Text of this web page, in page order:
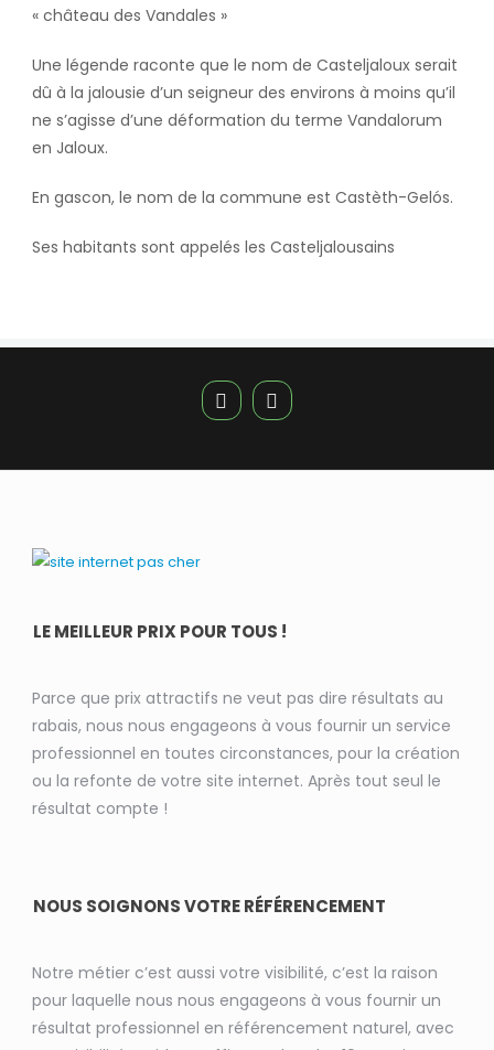
« château des Vandales »
Une légende raconte que le nom de Casteljaloux serait
dû à la jalousie d’un seigneur des environs à moins qu’il
ne s’agisse d’une déformation du terme Vandalorum
en Jaloux.
En gascon, le nom de la commune est Castèth-Gelós.
Ses habitants sont appelés les Casteljalousains
LE MEILLEUR PRIX POUR TOUS !
Parce que prix attractifs ne veut pas dire résultats au
rabais, nous nous engageons à vous fournir un service
professionnel en toutes circonstances, pour la création
ou la refonte de votre site internet. Après tout seul le
résultat compte !
NOUS SOIGNONS VOTRE RÉFÉRENCEMENT
Notre métier c’est aussi votre visibilité, c’est la raison
pour laquelle nous nous engageons à vous fournir un
résultat professionnel en référencement naturel, avec